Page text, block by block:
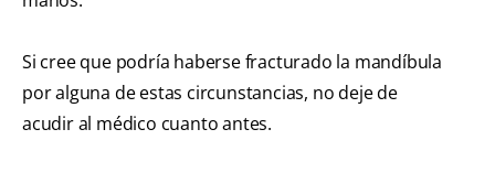
Si cree que podría haberse fracturado la mandíbula
por alguna de estas circunstancias, no deje de
acudir al médico cuanto antes.